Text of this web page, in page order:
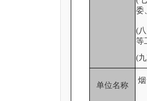
委
(
等
(
单位名称